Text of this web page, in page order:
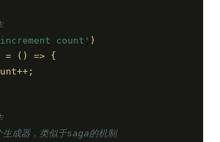
count' )
=
() => {
成器，类似于saga的机制